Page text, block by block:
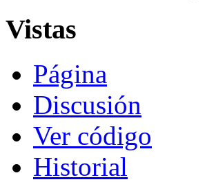
Vistas
Página
Discusión
Ver código
Historial